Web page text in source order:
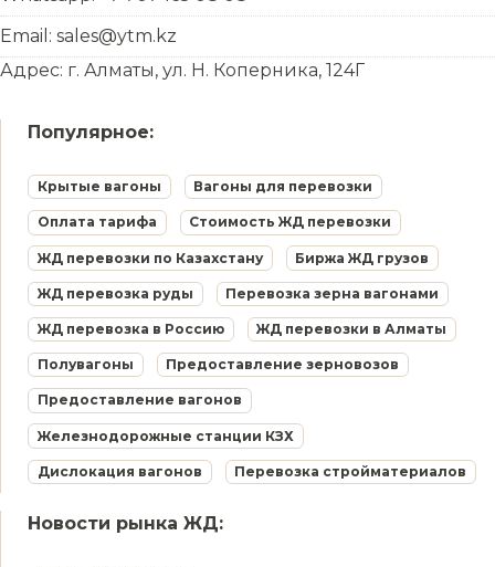
Email: sales@ytm.kz
Адрес: г. Алматы, ул. Н. Коперника, 124Г
Популярное:
Крытые вагоны Вагоны для перевозки
Оплата тарифа Стоимость ЖД перевозки
ЖД перевозки по Казахстану Биржа ЖД грузов
ЖД перевозка руды Перевозка зерна вагонами
ЖД перевозка в Россию ЖД перевозки в Алматы
Полувагоны Предоставление зерновозов
Предоставление вагонов
Железнодорожные станции КЗХ
Дислокация вагонов Перевозка стройматериалов
Новости рынка ЖД: